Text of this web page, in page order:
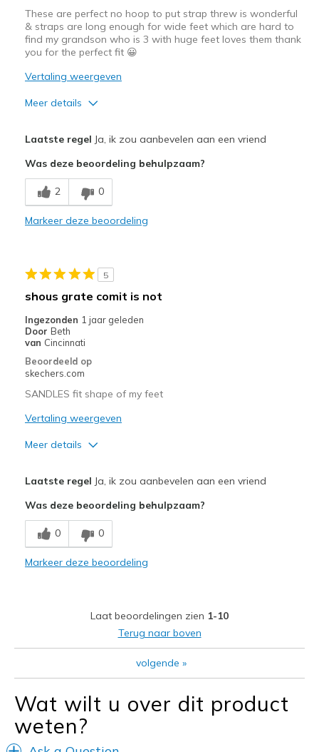
These are perfect no hoop to put strap threw is wonderful
& straps are long enough for wide feet which are hard to
find my grandson who is 3 with huge feet loves them thank
you for the perfect fit 😀
Vertaling weergeven
Meer details
Breathe Well
Comfortable
Beste toepassingen
Casual Wear
Going Out
Travel
Width
Feels true to width
Sizing
Laatste regel Ja, ik zou aanbevelen aan een vriend
Was deze beoordeling behulpzaam?
2 0
Markeer deze beoordeling
5
shous grate comit is not
Ingezonden 1 jaar geleden
Door Beth
van Cincinnati
Beoordeeld op
skechers.com
SANDLES fit shape of my feet
Vertaling weergeven
Meer details
Width
Sizing
Laatste regel Ja, ik zou aanbevelen aan een vriend
Was deze beoordeling behulpzaam?
0 0
Markeer deze beoordeling
Laat beoordelingen zien 1-10
Terug naar boven
volgende »
Wat wilt u over dit product
weten?